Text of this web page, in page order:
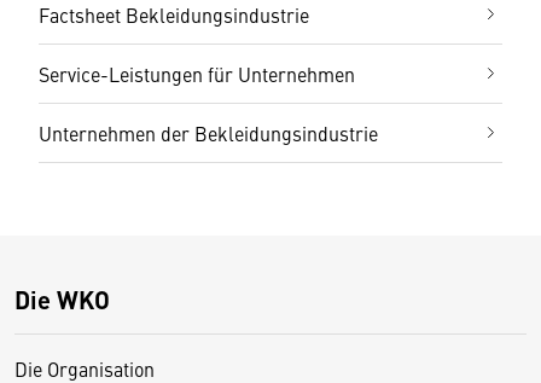
Factsheet Bekleidungsindustrie
Service-Leistungen für Unternehmen
Unternehmen der Bekleidungsindustrie
Die WKO
Die Organisation